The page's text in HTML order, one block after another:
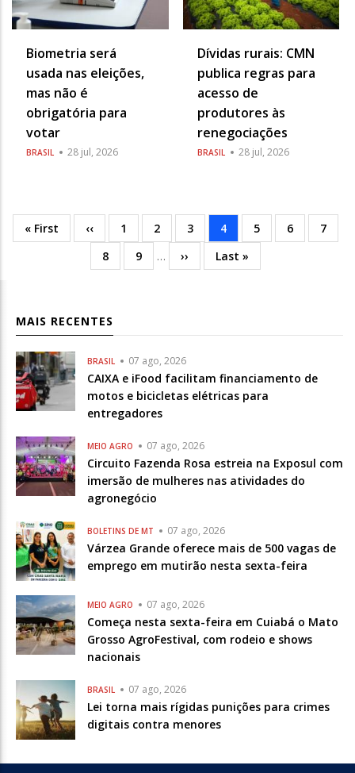
Biometria será
usada nas eleições,
mas não é
obrigatória para
votar
BRASIL 28 jul, 2026
Dívidas rurais: CMN
publica regras para
acesso de
produtores às
renegociações
BRASIL 28 jul, 2026
Paginação
Primeira
página
« First
Página
anterior
‹‹ Página
1 Página
2 Página
3
Página
atual
4 Página
5 Página
6
7
Página
8 Página
9 … Próxima
››
Última
página
Last »
MAIS RECENTES
BRASIL 07 ago, 2026
CAIXA e iFood facilitam financiamento de
motos e bicicletas elétricas para
entregadores
MEIO AGRO 07 ago, 2026
Circuito Fazenda Rosa estreia na Exposul com
imersão de mulheres nas atividades do
agronegócio
BOLETINS DE MT 07 ago, 2026
Várzea Grande oferece mais de 500 vagas de
emprego em mutirão nesta sexta-feira
MEIO AGRO 07 ago, 2026
Começa nesta sexta-feira em Cuiabá o Mato
Grosso AgroFestival, com rodeio e shows
nacionais
BRASIL 07 ago, 2026
Lei torna mais rígidas punições para crimes
digitais contra menores